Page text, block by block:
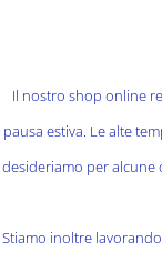
Il nostro shop online
pausa estiva. Le alte
desideriamo per alcune
Stiamo inoltre